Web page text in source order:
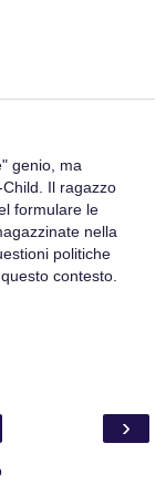
genio, ma
Il ragazzo
formulare le
nella
politiche
contesto.
›